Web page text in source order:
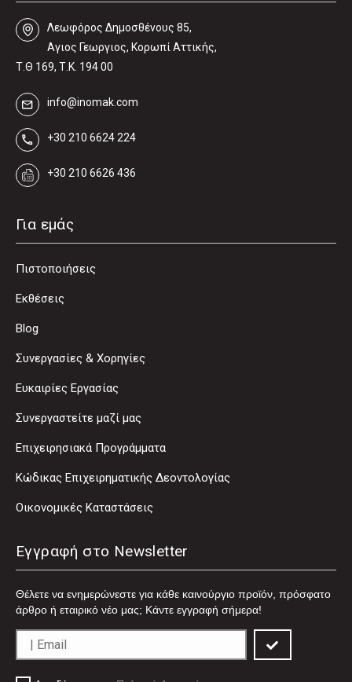
Λεωφόρος Δηµοσθένους 85,
Αγιος Γεωργιος, Κορωπί Αττικής,
Τ.Θ 169, Τ.Κ. 194 00
info@inomak.com
+30 210 6624 224
+30 210 6626 436
Για εμάς
Πιστοποιήσεις
Εκθέσεις
Blog
Συνεργασίες & Χορηγίες
Ευκαιρίες Εργασίας
Συνεργαστείτε μαζί μας
Επιχειρησιακά Προγράμματα
Κώδικας Επιχειρηματικής Δεοντολογίας
Οικονομικές Καταστάσεις
Εγγραφή στο Newsletter
Θέλετε να ενημερώνεστε για κάθε καινούργιο προϊόν, πρόσφατο
άρθρο ή εταιρικό νέο μας; Κάντε εγγραφή σήμερα!